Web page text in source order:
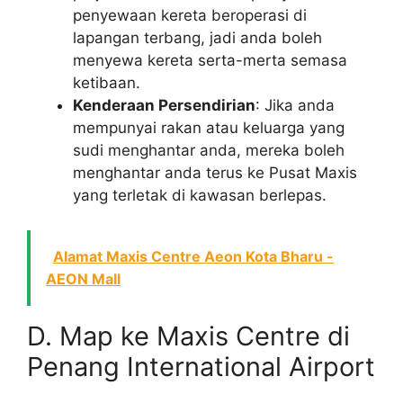
penyewaan kereta beroperasi di
lapangan terbang, jadi anda boleh
menyewa kereta serta-merta semasa
ketibaan.
Kenderaan Persendirian: Jika anda
mempunyai rakan atau keluarga yang
sudi menghantar anda, mereka boleh
menghantar anda terus ke Pusat Maxis
yang terletak di kawasan berlepas.
Alamat Maxis Centre Aeon Kota Bharu -
AEON Mall
D. Map ke Maxis Centre di
Penang International Airport